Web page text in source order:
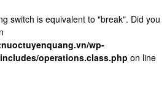
switch is equivalent to "break". Did you
wp-
operations.class.php on line